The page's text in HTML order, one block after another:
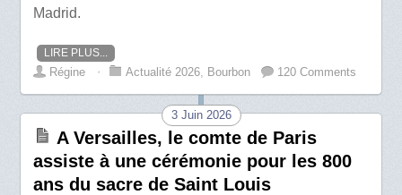
Madrid.
LIRE PLUS...
Régine ⋅ Actualité 2026 Bourbon 120 Comments
3 Juin 2026
A Versailles, le comte de Paris
assiste à une cérémonie pour les 800
ans du sacre de Saint Louis